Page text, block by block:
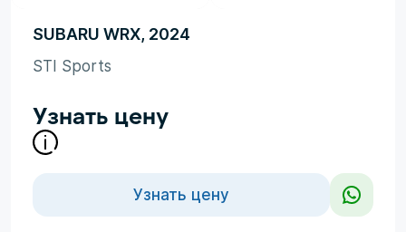
SUBARU WRX, 2024
STI Sports
Узнать цену
Узнать цену